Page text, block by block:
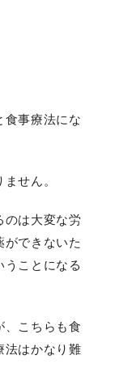
食事療法にな
せん。
のは大変な労
できないた
ことになる
、こちらも食
法はかなり難